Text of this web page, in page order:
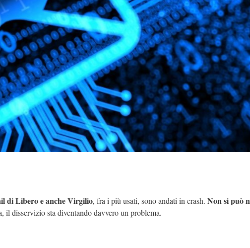
di Libero e anche Virgilio, fra i più usati, sono andati in crash. Non si può
il disservizio sta diventando davvero un problema.